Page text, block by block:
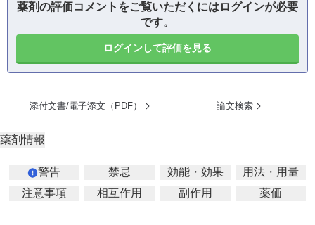
薬剤の評価コメントをご覧いただくにはログインが必要
です。
ログインして評価を見る
添付文書/電子添文（PDF） 論文検索
薬剤情報
警告 禁忌 効能・効果
用法・用量
注意事項
相互作用 副作用 薬価